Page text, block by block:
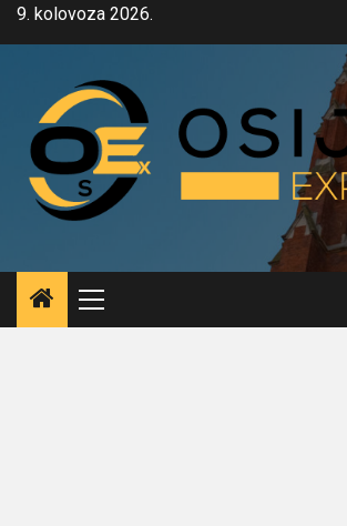
Skip9. kolovoza 2026.
Primary
Menu